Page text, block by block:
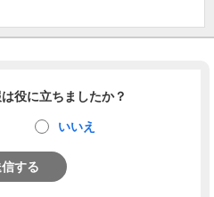
役に立ちましたか？
いいえ
する